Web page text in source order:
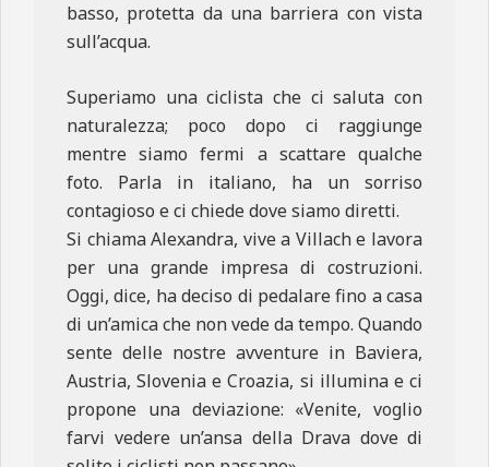
basso, protetta da una barriera con vista
sull’acqua.
Superiamo una ciclista che ci saluta con
naturalezza; poco dopo ci raggiunge
mentre siamo fermi a scattare qualche
foto. Parla in italiano, ha un sorriso
contagioso e ci chiede dove siamo diretti.
Si chiama Alexandra, vive a Villach e lavora
per una grande impresa di costruzioni.
Oggi, dice, ha deciso di pedalare fino a casa
di un’amica che non vede da tempo. Quando
sente delle nostre avventure in Baviera,
Austria, Slovenia e Croazia, si illumina e ci
propone una deviazione: «Venite, voglio
farvi vedere un’ansa della Drava dove di